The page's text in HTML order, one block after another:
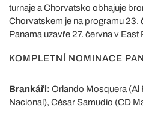
turnaje a Chorvatsko obhajuje
Chorvatskem je na programu 23.
Panama uzavře 27. června v East
KOMPLETNÍ NOMINACE
Brankáři: Orlando Mosquera (Al
Nacional), César Samudio (CD